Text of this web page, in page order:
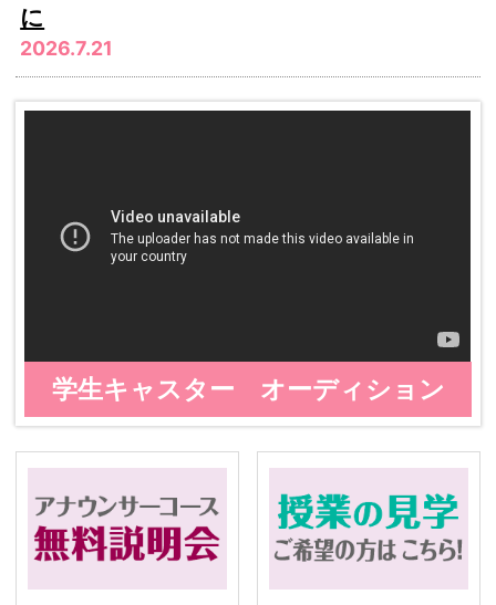
に
2026.7.21
学生キャスター オーディション